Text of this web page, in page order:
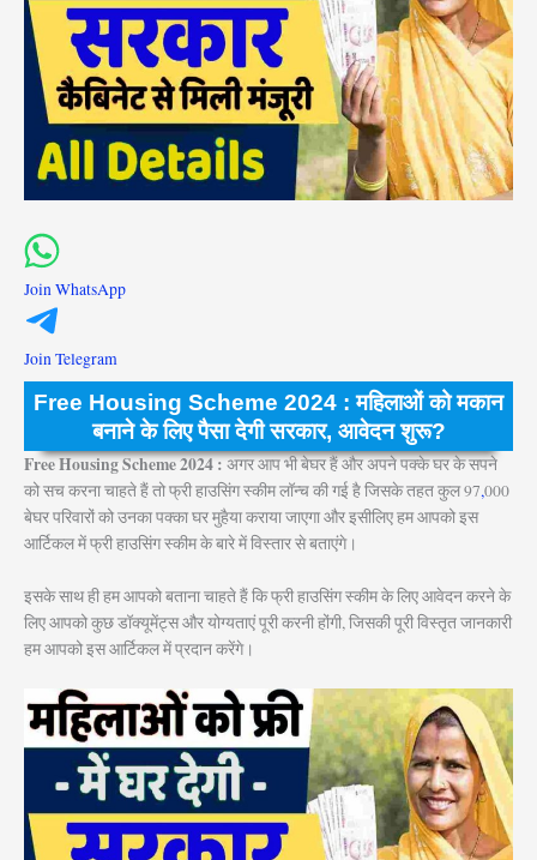
Join WhatsApp
Join Telegram
Free Housing Scheme 2024 : महिलाओं को मकान
बनाने के लिए पैसा देगी सरकार, आवेदन शुरू?
Free Housing Scheme 2024 :अगर आप भी बेघर हैं और अपने पक्के घर के सपने
को सच करना चाहते हैं तो फ्री हाउसिंग स्कीम लॉन्च की गई है जिसके तहत कुल 97,000
बेघर परिवारों को उनका पक्का घर मुहैया कराया जाएगा और इसीलिए हम आपको इस
आर्टिकल में फ्री हाउसिंग स्कीम के बारे में विस्तार से बताएंगे।
इसके साथ ही हम आपको बताना चाहते हैं कि फ्री हाउसिंग स्कीम के लिए आवेदन करने के
लिए आपको कुछ डॉक्यूमेंट्स और योग्यताएं पूरी करनी होंगी, जिसकी पूरी विस्तृत जानकारी
हम आपको इस आर्टिकल में प्रदान करेंगे।